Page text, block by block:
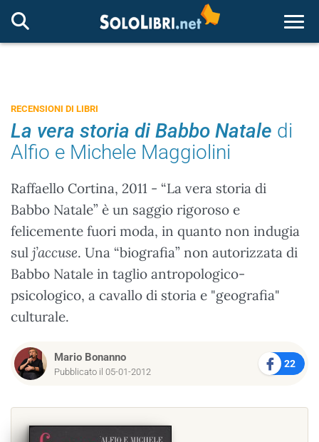
RECENSIONI DI LIBRI
La vera storia di Babbo Natale di
Alfio e Michele Maggiolini
Raffaello Cortina, 2011 - “La vera storia di
Babbo Natale” è un saggio rigoroso e
felicemente fuori moda, in quanto non indugia
sul j’accuse. Una “biografia” non autorizzata di
Babbo Natale in taglio antropologico-
psicologico, a cavallo di storia e "geografia"
culturale.
Mario Bonanno
Pubblicato il 05-01-2012
22